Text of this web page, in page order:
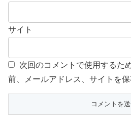
サイト
次回のコメントで使用するた
前、メールアドレス、サイトを保